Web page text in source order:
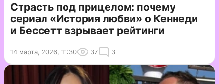
Страсть под прицелом: почему
сериал «История любви» о Кеннеди
и Бессетт взрывает рейтинги
14 марта, 2026, 11:30 37 3